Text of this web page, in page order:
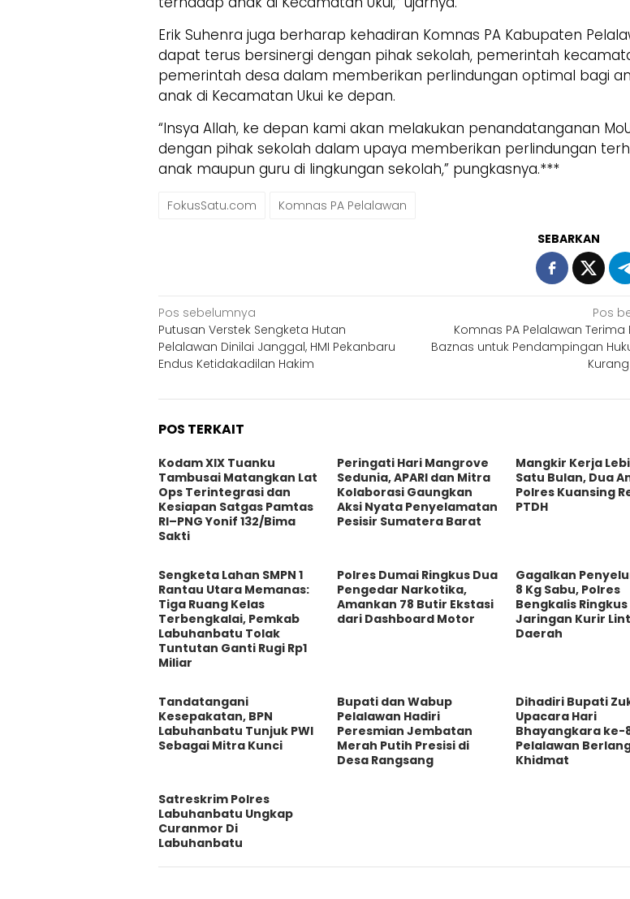
Erik Suhenra juga berharap kehadiran Komnas PA Kabupaten
dapat terus bersinergi dengan pihak sekolah, pemerintah
pemerintah desa dalam memberikan perlindungan optimal bagi
anak di Kecamatan Ukui ke depan.
“Insya Allah, ke depan kami akan melakukan penandatanganan
dengan pihak sekolah dalam upaya memberikan perlindungan
anak maupun guru di lingkungan sekolah,” pungkasnya.***
FokusSatu.com Komnas PA Pelalawan
SEBARKAN
Navigasi
pos
Pos sebelumnya
Putusan Verstek Sengketa Hutan
Pelalawan Dinilai Janggal, HMI Pekanbaru
Endus Ketidakadilan Hakim
Pos
Komnas PA Pelalawan
Baznas untuk Pendampingan
POS TERKAIT
Kodam XIX Tuanku
Tambusai Matangkan Lat
Ops Terintegrasi dan
Kesiapan Satgas Pamtas
RI–PNG Yonif 132/Bima
Sakti
Peringati Hari Mangrove
Sedunia, APARI dan Mitra
Kolaborasi Gaungkan
Aksi Nyata Penyelamatan
Pesisir Sumatera Barat
Mangkir Kerja
Satu Bulan, Dua
Polres Kuansing
PTDH
Sengketa Lahan SMPN 1
Rantau Utara Memanas:
Tiga Ruang Kelas
Terbengkalai, Pemkab
Labuhanbatu Tolak
Tuntutan Ganti Rugi Rp1
Miliar
Polres Dumai Ringkus Dua
Pengedar Narkotika,
Amankan 78 Butir Ekstasi
dari Dashboard Motor
Gagalkan
8 Kg Sabu, Polres
Bengkalis Ringkus
Jaringan Kurir
Daerah
Tandatangani
Kesepakatan, BPN
Labuhanbatu Tunjuk PWI
Sebagai Mitra Kunci
Bupati dan Wabup
Pelalawan Hadiri
Peresmian Jembatan
Merah Putih Presisi di
Desa Rangsang
Dihadiri Bupati
Upacara Hari
Bhayangkara ke-
Pelalawan
Khidmat
Satreskrim Polres
Labuhanbatu Ungkap
Curanmor Di
Labuhanbatu